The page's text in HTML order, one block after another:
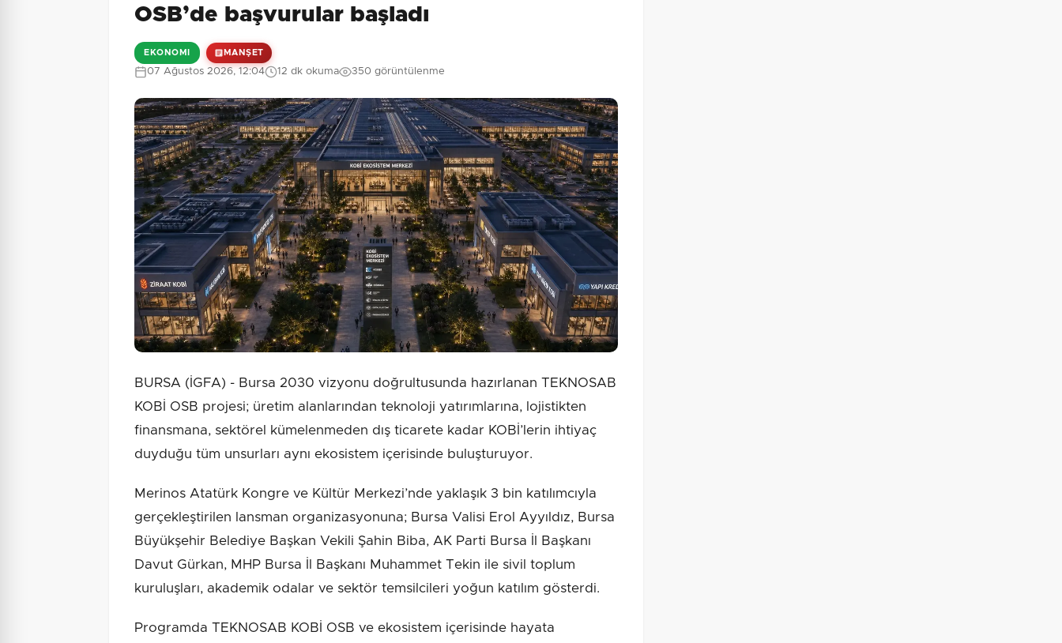
OSB’de başvurular başladı
EKONOMI MANŞET
07 Ağustos 2026, 12:04 12 dk okuma 350 görüntülenme
BURSA (İGFA) - Bursa 2030 vizyonu doğrultusunda hazırlanan TEKNOSAB
KOBİ OSB projesi; üretim alanlarından teknoloji yatırımlarına, lojistikten
finansmana, sektörel kümelenmeden dış ticarete kadar KOBİ’lerin ihtiyaç
duyduğu tüm unsurları aynı ekosistem içerisinde buluşturuyor.
Merinos Atatürk Kongre ve Kültür Merkezi’nde yaklaşık 3 bin katılımcıyla
gerçekleştirilen lansman organizasyonuna; Bursa Valisi Erol Ayyıldız, Bursa
Büyükşehir Belediye Başkan Vekili Şahin Biba, AK Parti Bursa İl Başkanı
Davut Gürkan, MHP Bursa İl Başkanı Muhammet Tekin ile sivil toplum
kuruluşları, akademik odalar ve sektör temsilcileri yoğun katılım gösterdi.
Programda TEKNOSAB KOBİ OSB ve ekosistem içerisinde hayata